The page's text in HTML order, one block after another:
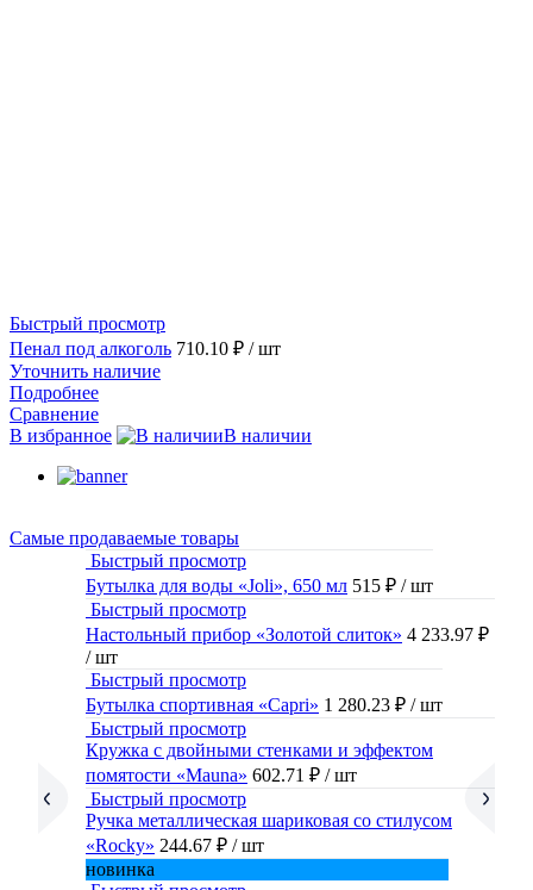
Быстрый просмотр
Пенал под алкоголь 710.10 ₽ / шт
Уточнить наличие
Подробнее
Сравнение
В избранное
В наличии
Самые продаваемые товары
Быстрый просмотр
Бутылка для воды «Joli», 650 мл 515 ₽ / шт
Быстрый просмотр
Настольный прибор «Золотой слиток» 4 233.97 ₽
/ шт
Быстрый просмотр
Бутылка спортивная «Capri» 1 280.23 ₽ / шт
Быстрый просмотр
Кружка с двойными стенками и эффектом
помятости «Mauna» 602.71 ₽ / шт
Быстрый просмотр
Ручка металлическая шариковая со стилусом
«Rocky» 244.67 ₽ / шт
новинка